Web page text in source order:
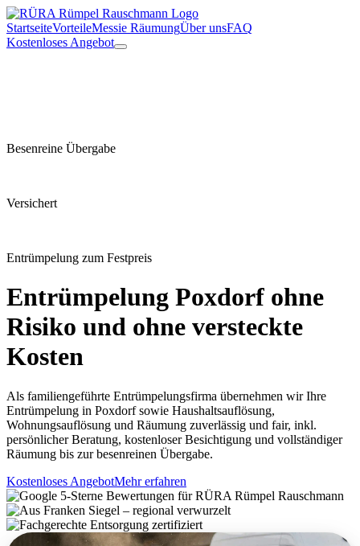
StartseiteVorteileMessie RäumungÜber unsFAQ
Kostenloses Angebot
Besenreine Übergabe
Versichert
Entrümpelung zum Festpreis
Entrümpelung Poxdorf ohne
Risiko und ohne versteckte
Kosten
Als familiengeführte Entrümpelungsfirma übernehmen wir Ihre
Entrümpelung in Poxdorf sowie Haushaltsauflösung,
Wohnungsauflösung und Räumung zuverlässig und fair, inkl.
persönlicher Beratung, kostenloser Besichtigung und vollständiger
Räumung bis zur besenreinen Übergabe.
Kostenloses AngebotMehr erfahren